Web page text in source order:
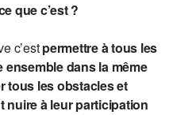
que c’est ?
c’estpermettre à tous les
dans la même
tous les obstacles et
à leur participation